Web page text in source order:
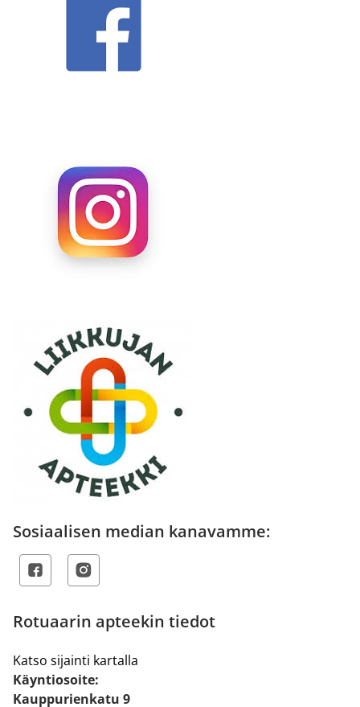
Sosiaalisen median kanavamme:
Rotuaarin apteekin tiedot
Katso sijainti kartalla
Käyntiosoite:
Kauppurienkatu 9